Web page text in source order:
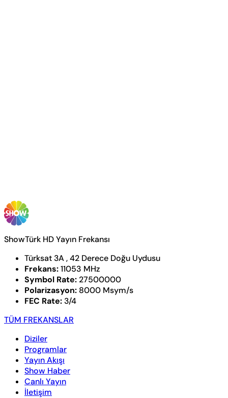
ShowTürk HD Yayın Frekansı
Türksat 3A , 42 Derece Doğu Uydusu
Frekans:11053 MHz
Symbol Rate: 27500000
Polarizasyon: 8000 Msym/s
FEC Rate: 3/4
TÜM FREKANSLAR
Diziler
Programlar
Yayın Akışı
Show Haber
Canlı Yayın
İletişim